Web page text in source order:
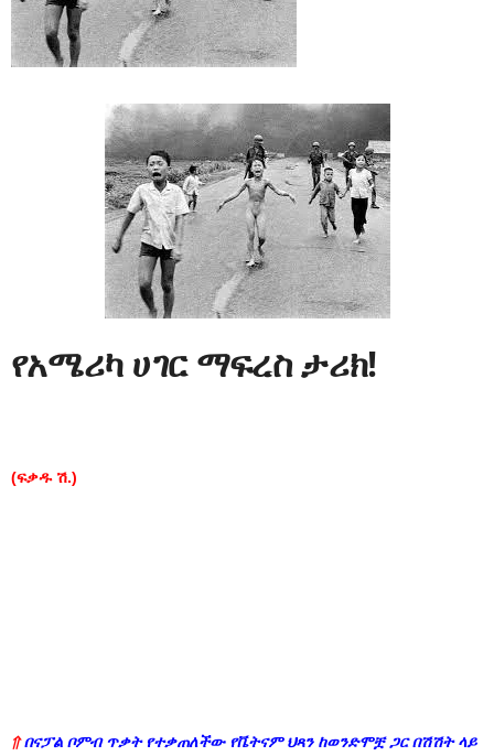
የአሜሪካ ሀገር ማፍረስ ታሪክ!
(ፍቃዱ ሽ.)
⇑ በናፓል ቦምብ ጥቃት የተቃጠለችው የቬትናም ህጻን ከወንድሞቿ ጋር በሽሽት ላይ